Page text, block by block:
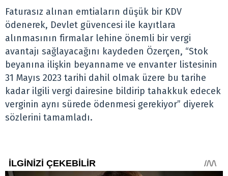
Faturasız alınan emtiaların düşük bir KDV
ödenerek, Devlet güvencesi ile kayıtlara
alınmasının firmalar lehine önemli bir vergi
avantajı sağlayacağını kaydeden Özerçen, “Stok
beyanına ilişkin beyanname ve envanter listesinin
31 Mayıs 2023 tarihi dahil olmak üzere bu tarihe
kadar ilgili vergi dairesine bildirip tahakkuk edecek
verginin aynı sürede ödenmesi gerekiyor” diyerek
sözlerini tamamladı.